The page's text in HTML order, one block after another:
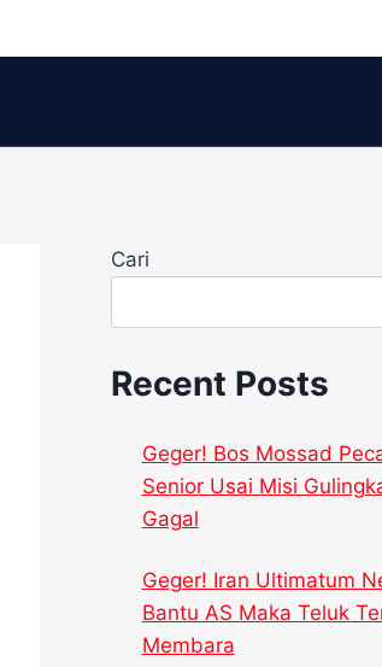
Cari
Recent Posts
Geger! Bos Mossad
Senior Usai Misi
Gagal
Geger! Iran Ultimatum
Bantu AS Maka Teluk
Membara